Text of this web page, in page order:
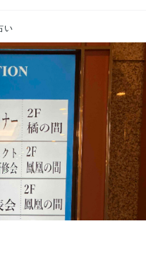
い